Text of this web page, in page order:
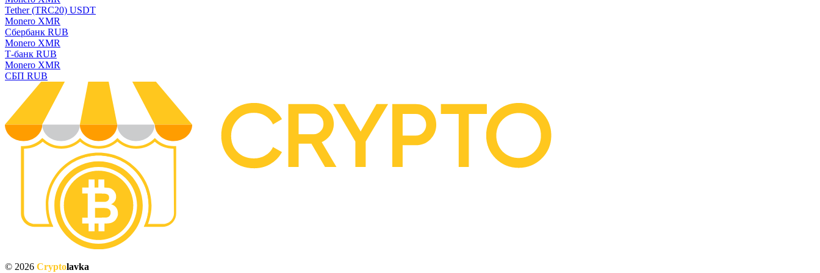
Tether (TRC20) USDT
Monero XMR
Сбербанк RUB
Monero XMR
Т-банк RUB
Monero XMR
СБП RUB
© 2026 Cryptolavka